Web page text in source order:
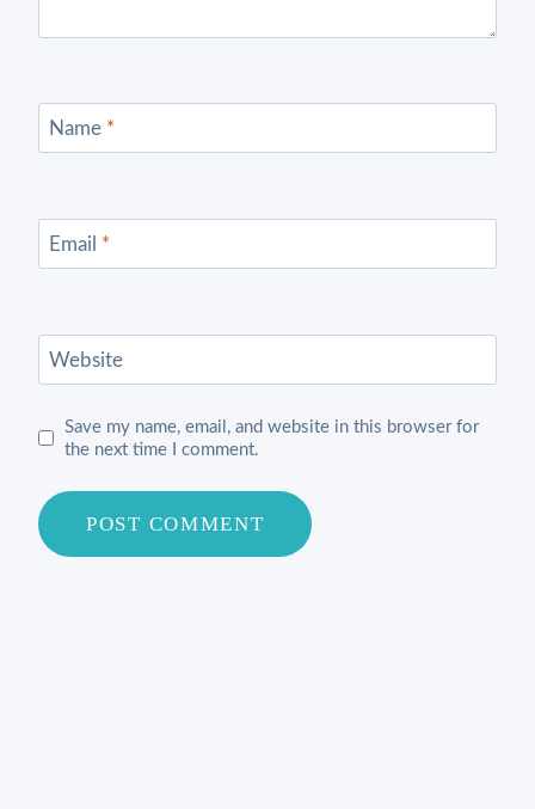
Name *
Email *
Website
Save my name, email, and website in this browser for
the next time I comment.